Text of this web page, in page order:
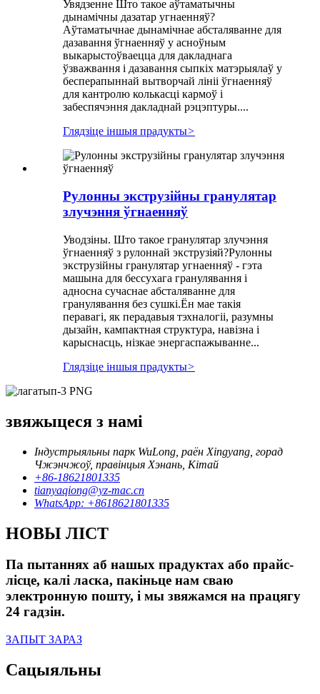
Увядзенне Што такое аўтаматычны
дынамічны дазатар угнаенняў?
Аўтаматычнае дынамічнае абсталяванне для
дазавання ўгнаенняў у асноўным
выкарыстоўваецца для дакладнага
ўзважвання і дазавання сыпкіх матэрыялаў у
бесперапыннай вытворчай лініі ўгнаенняў
для кантролю колькасці кармоў і
забеспячэння дакладнай рэцэптуры....
Глядзіце іншыя прадукты>
Рулонны экструзійны гранулятар
злучэння ўгнаенняў
Уводзіны. Што такое гранулятар злучэння
ўгнаенняў з рулоннай экструзіяй?Рулонны
экструзійны гранулятар угнаенняў - гэта
машына для бессухага гранулявання і
адносна сучаснае абсталяванне для
гранулявання без сушкі.Ён мае такія
перавагі, як перадавыя тэхналогіі, разумны
дызайн, кампактная структура, навізна і
карыснасць, нізкае энергаспажыванне...
Глядзіце іншыя прадукты>
звяжыцеся з намі
Індустрыяльны парк WuLong, раён Xingyang, горад
Чжэнчжоў, правінцыя Хэнань, Кітай
+86-18621801335
tianyaqiong@yz-mac.cn
WhatsApp: +8618621801335
НОВЫ ЛІСТ
Па пытаннях аб нашых прадуктах або прайс-
лісце, калі ласка, пакіньце нам сваю
электронную пошту, і мы звяжамся на працягу
24 гадзін.
ЗАПЫТ ЗАРАЗ
Сацыяльны